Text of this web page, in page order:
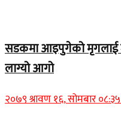
सडकमा आइपुगेको मृगलाई
लाग्यो आगो
२०७९ श्रावण १६, सोमबार